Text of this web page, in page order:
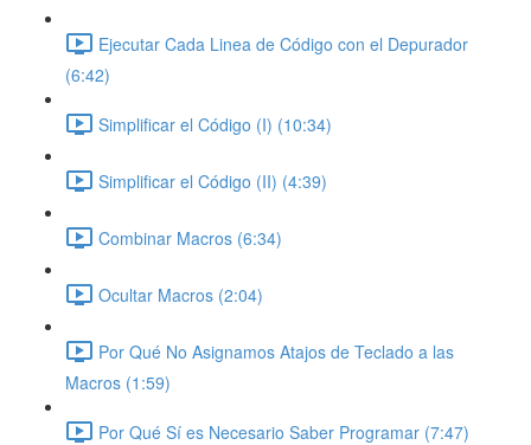
Ejecutar Cada Linea de Código con el Depurador
(6:42)
Simplificar el Código (I) (10:34)
Simplificar el Código (II) (4:39)
Combinar Macros (6:34)
Ocultar Macros (2:04)
Por Qué No Asignamos Atajos de Teclado a las
Macros (1:59)
Por Qué Sí es Necesario Saber Programar (7:47)